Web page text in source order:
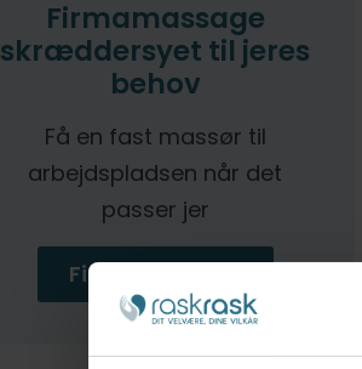
Firmamassage
skræddersyet til jeres
behov
Få en fast massør til
arbejdspladsen når det
passer jer
Firmamassage